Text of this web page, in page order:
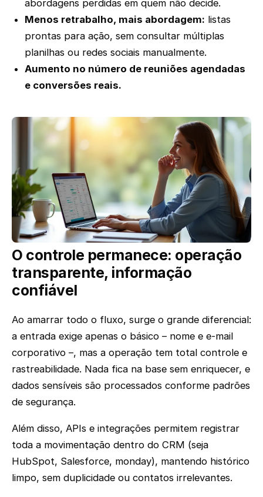
abordagens perdidas em quem não decide.
Menos retrabalho, mais abordagem: listas
prontas para ação, sem consultar múltiplas
planilhas ou redes sociais manualmente.
Aumento no número de reuniões agendadas
e conversões reais.
O controle permanece: operação
transparente, informação
confiável
Ao amarrar todo o fluxo, surge o grande diferencial:
a entrada exige apenas o básico – nome e e-mail
corporativo –, mas a operação tem total controle e
rastreabilidade. Nada fica na base sem enriquecer, e
dados sensíveis são processados conforme padrões
de segurança.
Além disso, APIs e integrações permitem registrar
toda a movimentação dentro do CRM (seja
HubSpot, Salesforce, monday), mantendo histórico
limpo, sem duplicidade ou contatos irrelevantes.